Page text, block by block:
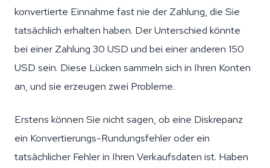
konvertierte Einnahme fast nie der Zahlung, die Sie
tatsächlich erhalten haben. Der Unterschied könnte
bei einer Zahlung 30 USD und bei einer anderen 150
USD sein. Diese Lücken sammeln sich in Ihren Konten
an, und sie erzeugen zwei Probleme.
Erstens können Sie nicht sagen, ob eine Diskrepanz
ein Konvertierungs-Rundungsfehler oder ein
tatsächlicher Fehler in Ihren Verkaufsdaten ist. Haben